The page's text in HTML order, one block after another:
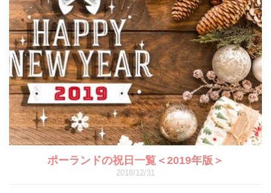
ポーランドの祝日一覧＜2019年版＞
2018/12/31